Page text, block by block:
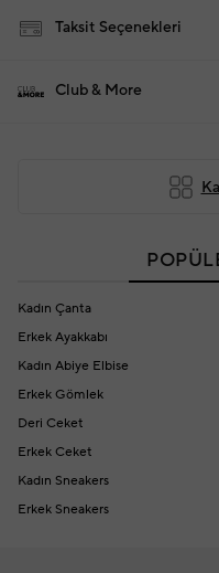
Taksit Seçenekleri
Club & More
Kadın Çanta
Erkek Ayakkabı
Kadın Abiye Elbise
Erkek Gömlek
Deri Ceket
Erkek Ceket
Kadın Sneakers
Erkek Sneakers